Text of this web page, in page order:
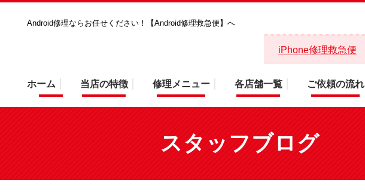
Android修理ならお任せください！【Android修理救急便】へ
iPhone修理救急便
ホーム 当店の特徴 修理メニュー 各店舗一覧 ご依頼の流れ
スタッフブログ